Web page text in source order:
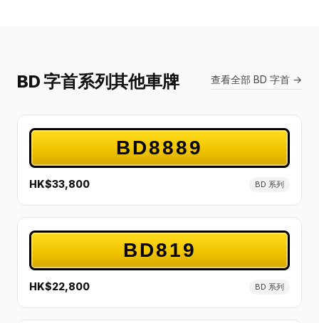
BD 字首系列其他車牌 查看全部 BD 字首 →
BD8889
HK$33,800 BD 系列
BD819
HK$22,800 BD 系列